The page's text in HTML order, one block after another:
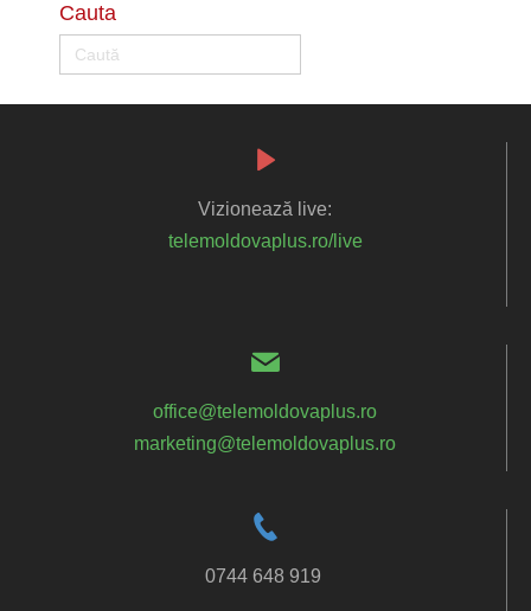
Cauta
Vizionează live:
telemoldovaplus.ro/live
office@telemoldovaplus.ro
marketing@telemoldovaplus.ro
0744 648 919